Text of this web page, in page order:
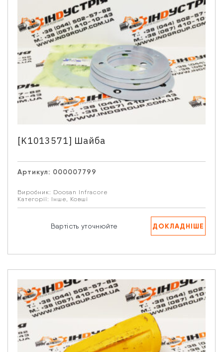
[K1013571] Шайба
Артикул: 000007799
Виробник: Doosan Infracore
Категорії: Інше, Ковші
Вартість уточнюйте ДОКЛАДНІШЕ